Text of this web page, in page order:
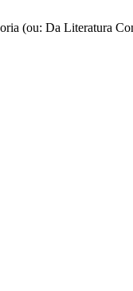
(ou: Da Literatura